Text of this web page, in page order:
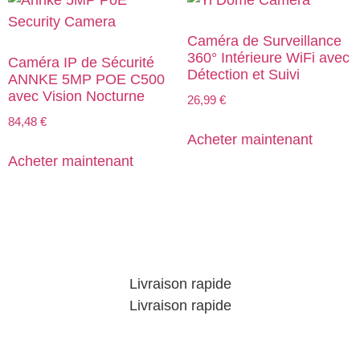
Caméra IP de Sécurité
ANNKE 5MP POE C500
avec Vision Nocturne
84,48 €
Acheter maintenant
Caméra de Surveillance
360° Intérieure WiFi avec
Détection et Suivi
26,99 €
Acheter maintenant
Livraison rapide
Livraison rapide